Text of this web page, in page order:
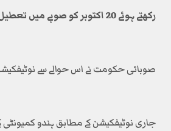
رکھتے ہوئے 20 اکتوبر کو صوبے میں تعطیل کا اعلان کر دیا۔
صوبائی حکومت نے اس حوالے سے
جاری نوٹیفکیشن کے مطابق ہندو کمیونٹی کے